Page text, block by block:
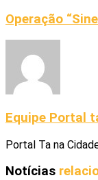
Operação
Equipe Portal
Portal Ta na
Notícias